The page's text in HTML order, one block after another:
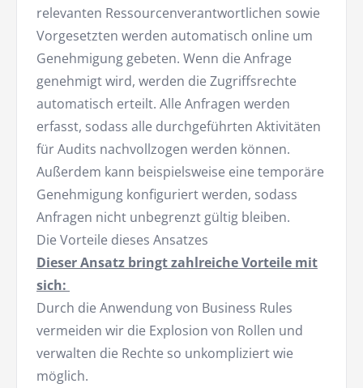
relevanten Ressourcenverantwortlichen sowie
Vorgesetzten werden automatisch online um
Genehmigung gebeten. Wenn die Anfrage
genehmigt wird, werden die Zugriffsrechte
automatisch erteilt. Alle Anfragen werden
erfasst, sodass alle durchgeführten Aktivitäten
für Audits nachvollzogen werden können.
Außerdem kann beispielsweise eine temporäre
Genehmigung konfiguriert werden, sodass
Anfragen nicht unbegrenzt gültig bleiben.
Die Vorteile dieses Ansatzes
Dieser Ansatz bringt zahlreiche Vorteile mit
sich:
Durch die Anwendung von Business Rules
vermeiden wir die Explosion von Rollen und
verwalten die Rechte so unkompliziert wie
möglich.